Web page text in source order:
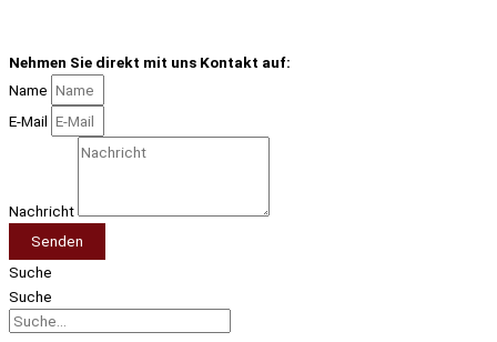
Nehmen Sie direkt mit uns Kontakt auf:
Name
E-Mail
Nachricht
Senden
Suche
Suche